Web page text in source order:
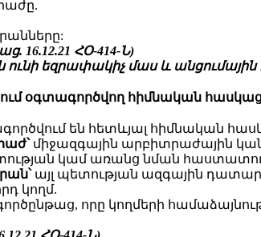
16.12.21 ՀՕ-414-Ն)
ունի եզրափակիչ մաս և անցումային
օգտագործվող հիմնական
են հետևյալ հիմնական
միջազգային արբիտրաժային
կամ առանց նման
այլ պետության ազգային
կողմ.
որը կողմերի